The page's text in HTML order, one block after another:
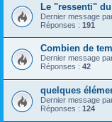
Le "ressenti" du
Dernier message
Réponses : 191
Combien de
Dernier message
Réponses : 42
quelques
Dernier message
Réponses : 124